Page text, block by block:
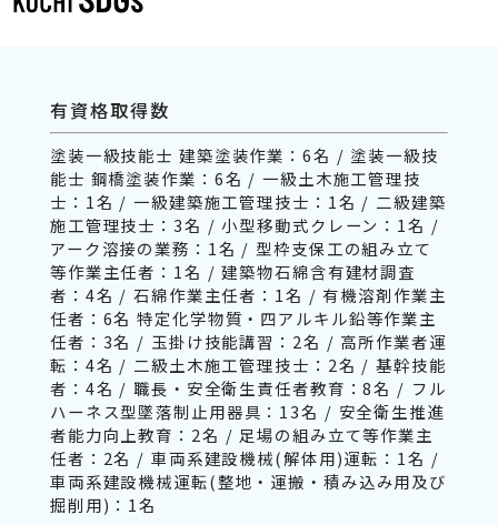
有資格取得数
塗装一級技能士 建築塗装作業：6名 / 塗装一級技
能士 鋼橋塗装作業：6名 / 一級土木施工管理技
士：1名 / 一級建築施工管理技士：1名 / 二級建築
施工管理技士：3名 / 小型移動式クレーン：1名 /
アーク溶接の業務：1名 / 型枠支保工の組み立て
等作業主任者：1名 / 建築物石綿含有建材調査
者：4名 / 石綿作業主任者：1名 / 有機溶剤作業主
任者：6名 特定化学物質・四アルキル鉛等作業主
任者：3名 / 玉掛け技能講習：2名 / 高所作業者運
転：4名 / 二級土木施工管理技士：2名 / 基幹技能
者：4名 / 職長・安全衛生責任者教育：8名 / フル
ハーネス型墜落制止用器具：13名 / 安全衛生推進
者能力向上教育：2名 / 足場の組み立て等作業主
任者：2名 / 車両系建設機械(解体用)運転：1名 /
車両系建設機械運転(整地・運搬・積み込み用及び
掘削用)：1名